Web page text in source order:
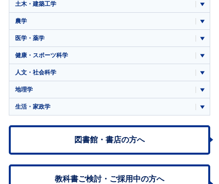
土木・建築工学
農学
医学・薬学
健康・スポーツ科学
人文・社会科学
地理学
生活・家政学
図書館・書店の方へ
教科書ご検討・ ご採用中の方へ